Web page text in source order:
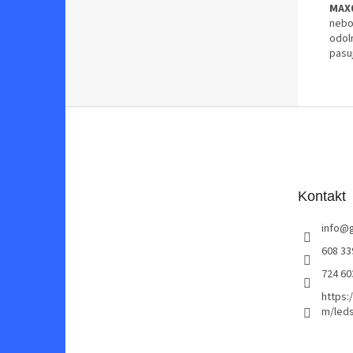
Kontakt
info@
608
724
m/